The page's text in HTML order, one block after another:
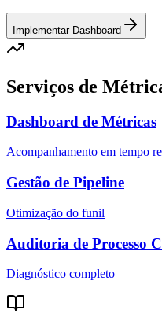
Implementar Dashboard
Serviços de
Dashboard de Métricas
Acompanhamento em tempo
Gestão de Pipeline
Otimização do funil
Auditoria de Processo
Diagnóstico completo